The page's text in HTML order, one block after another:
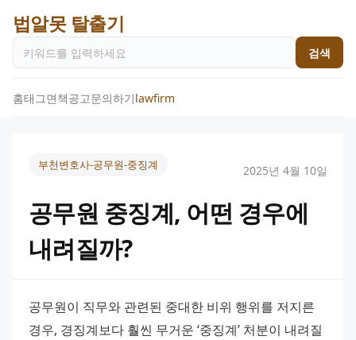
법알못 탈출기
검색
홈태그면책공고문의하기lawfirm
부천변호사-공무원-중징계 2025년 4월 10일
공무원 중징계, 어떤 경우에
내려질까?
공무원이 직무와 관련된 중대한 비위 행위를 저지른
경우, 경징계보다 훨씬 무거운 ‘중징계’ 처분이 내려질